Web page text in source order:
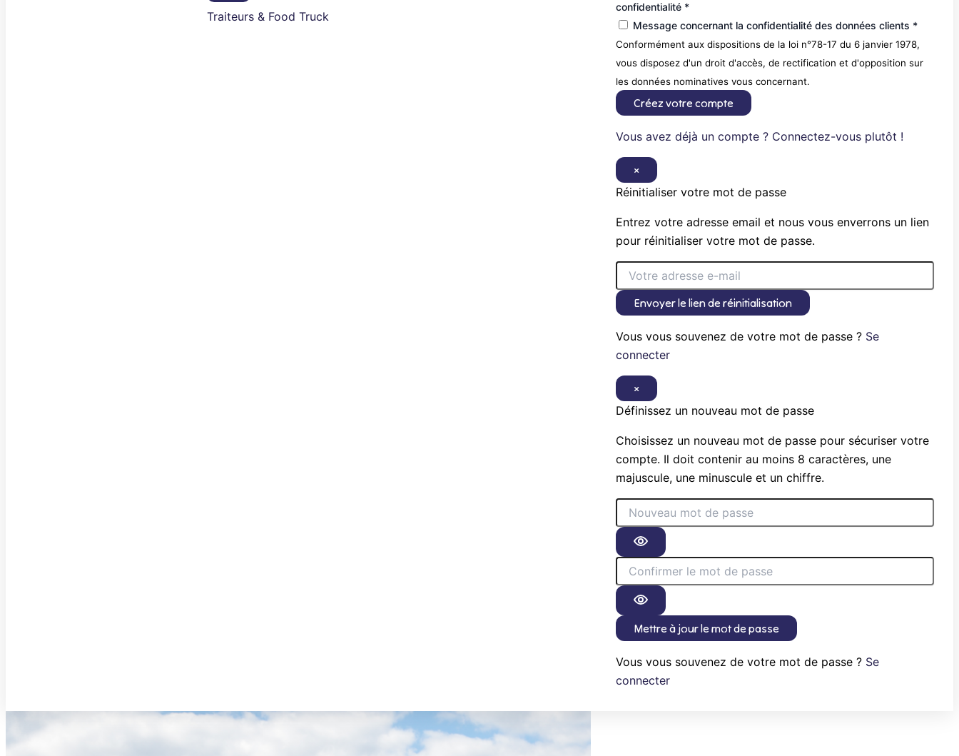
Traiteurs & Food Truck
confidentialité *
Message concernant la confidentialité des données clients *
Conformément aux dispositions de la loi n°78-17 du 6 janvier 1978,
vous disposez d'un droit d'accès, de rectification et d'opposition sur
les données nominatives vous concernant.
Créez votre compte
Vous avez déjà un compte ? Connectez-vous plutôt !
×
Réinitialiser votre mot de passe
Entrez votre adresse email et nous vous enverrons un lien
pour réinitialiser votre mot de passe.
Envoyer le lien de réinitialisation
Vous vous souvenez de votre mot de passe ? Se
connecter
×
Définissez un nouveau mot de passe
Choisissez un nouveau mot de passe pour sécuriser votre
compte. Il doit contenir au moins 8 caractères, une
majuscule, une minuscule et un chiffre.
Mettre à jour le mot de passe
Vous vous souvenez de votre mot de passe ? Se
connecter